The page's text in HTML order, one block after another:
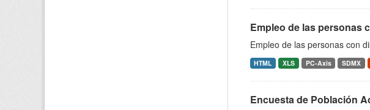
Empleo de las personas
Empleo de las personas con
HTML XLS PC-Axis SDMX
Encuesta de Población